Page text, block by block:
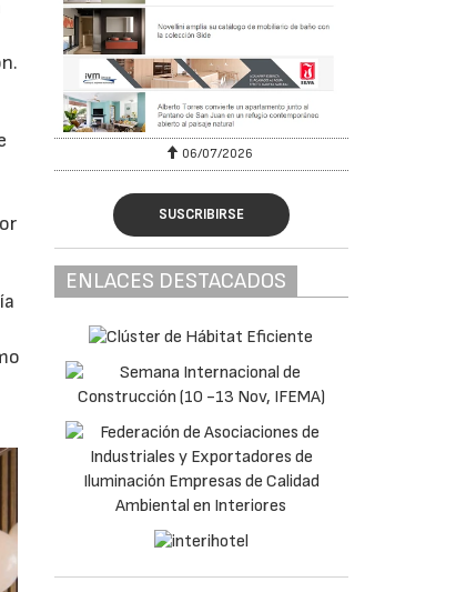
06/07/2026
SUSCRIBIRSE
ENLACES DESTACADOS